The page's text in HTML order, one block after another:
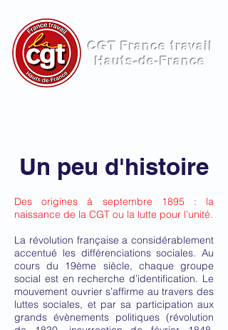
CGT France travail
Hauts-de-France
Un peu d'histoire
Des origines à septembre 1895 : la
naissance de la CGT ou la lutte pour l’unité.
La révolution française a considérablement
accentué les différenciations sociales. Au
cours du 19ème siècle, chaque groupe
social est en recherche d’identification. Le
mouvement ouvrier s’affirme au travers des
luttes sociales, et par sa participation aux
grands évènements politiques (révolution